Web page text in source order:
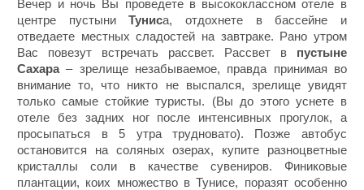
Вечер и ночь Вы проведете в высококлассном отеле в
центре пустыниТуниса, отдохнете в бассейне и
отведаете местных сладостей на завтраке. Рано утром
Вас повезут встречать рассвет. Рассвет в пустыне
Сахара– зрелище незабываемое, правда принимая во
внимание то, что никто не выспался, зрелище увидят
только самые стойкие туристы. (Вы до этого уснете в
отеле без задних ног после интенсивных прогулок, а
просыпаться в 5 утра трудновато). Позже автобус
остановится на соляных озерах, купите разноцветные
кристаллы соли в качестве сувениров. Финиковые
плантации, коих множество в Тунисе, поразят особенно